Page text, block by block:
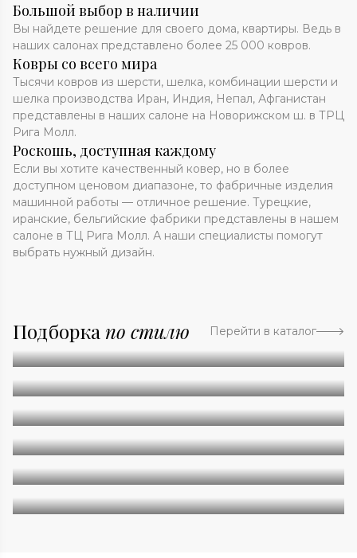
Большой выбор в наличии
Вы найдете решение для своего дома, квартиры. Ведь в
наших салонах представлено более 25 000 ковров.
Ковры со всего мира
Тысячи ковров из шерсти, шелка, комбинации шерсти и
шелка производства Иран, Индия, Непал, Афганистан
представлены в наших салоне на Новорижском ш. в ТРЦ
Рига Молл.
Роскошь, доступная каждому
Если вы хотите качественный ковер, но в более
доступном ценовом диапазоне, то фабричные изделия
машинной работы — отличное решение. Турецкие,
иранские, бельгийские фабрики представлены в нашем
салоне в ТЦ Рига Молл. А наши специалисты помогут
выбрать нужный дизайн.
Подборка по стилю Перейти в каталог
Абстракция
Однотонные
Геометрия
Классические
Современные
Дизайнерские